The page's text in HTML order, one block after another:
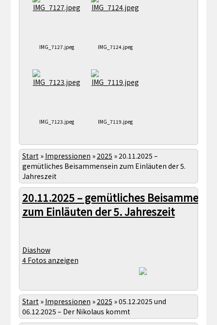
IMG_7127.jpeg IMG_7124.jpeg
IMG_7123.jpeg IMG_7119.jpeg
Start» Impressionen »2025 »20.11.2025 –
gemütliches Beisammensein zum Einläuten der 5.
Jahreszeit
20.11.2025 – gemütliches
zum Einläuten der 5. Jahreszeit
Diashow
4 Fotos anzeigen
Start» Impressionen »2025 »05.12.2025 und
06.12.2025 – Der Nikolaus kommt